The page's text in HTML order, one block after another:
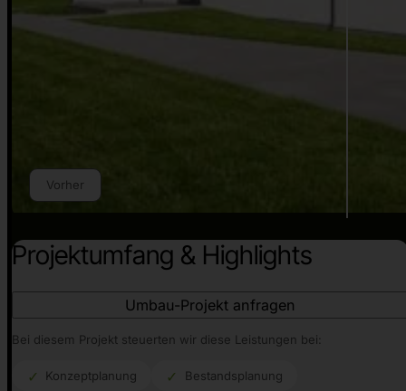
Vorher
Projektumfang & Highlights
Umbau-Projekt anfragen
Bei diesem Projekt steuerten wir diese Leistungen bei:
Konzeptplanung Bestandsplanung